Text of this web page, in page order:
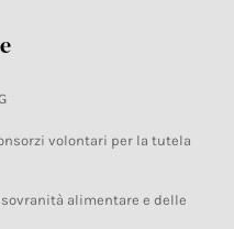
volontari per la tutela
alimentare e delle